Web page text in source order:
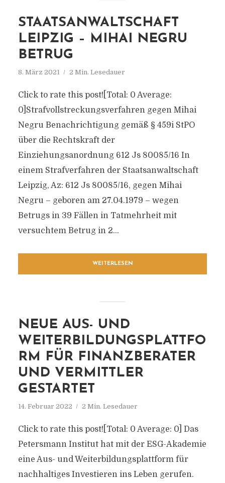
STAATSANWALTSCHAFT
LEIPZIG – MIHAI NEGRU
BETRUG
8. März 2021 2 Min. Lesedauer
Click to rate this post![Total: 0 Average:
0]Strafvollstreckungsverfahren gegen Mihai
Negru Benachrichtigung gemäß § 459i StPO
über die Rechtskraft der
Einziehungsanordnung 612 Js 80085/​16 In
einem Strafverfahren der Staatsanwaltschaft
Leipzig, Az: 612 Js 80085/​16, gegen Mihai
Negru – geboren am 27.04.1979 – wegen
Betrugs in 39 Fällen in Tatmehrheit mit
versuchtem Betrug in 2...
WEITERLESEN
NEUE AUS- UND
WEITERBILDUNGSPLATTFO
RM FÜR FINANZBERATER
UND VERMITTLER
GESTARTET
14. Februar 2022 2 Min. Lesedauer
Click to rate this post![Total: 0 Average: 0] Das
Petersmann Institut hat mit der ESG-Akademie
eine Aus- und Weiterbildungsplattform für
nachhaltiges Investieren ins Leben gerufen.